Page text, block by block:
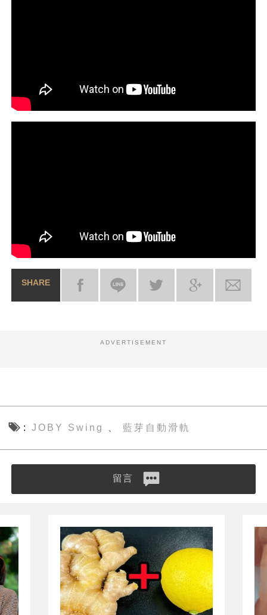
SHARE
ADVERTISEMENT
JOBY Swing 藍芽自動滑軌
留言